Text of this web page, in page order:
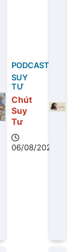
PODCAST
SUY
TƯ
Chút
Suy
Tư
06/08/2026